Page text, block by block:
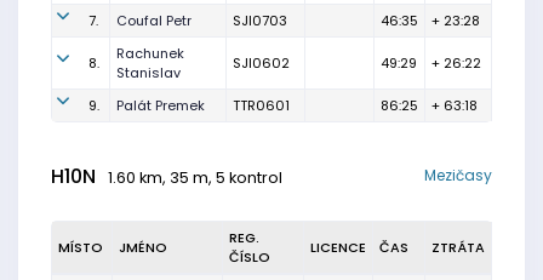
7.
Coufal Petr SJI0703 46:35 + 23:28
8.
Rachunek
Stanislav
SJI0602 49:29 + 26:22
9. Palát Premek TTR0601 86:25 + 63:18
H10N 1.60 km, 35 m, 5 kontrol Mezičasy
MÍSTO JMÉNO
REG.
ČÍSLO
LICENCE ČAS ZTRÁTA